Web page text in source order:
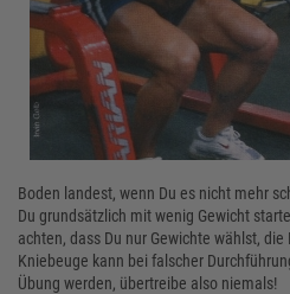
Boden landest, wenn Du es nicht mehr
Du grundsätzlich mit wenig Gewicht
achten, dass Du nur Gewichte wählst,
Kniebeuge kann bei falscher
Übung werden, übertreibe also niemals!